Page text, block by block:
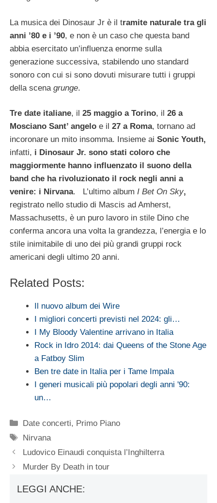
La musica dei Dinosaur Jr è il tramite naturale tra gli
anni ’80 e i ’90, e non è un caso che questa band
abbia esercitato un’influenza enorme sulla
generazione successiva, stabilendo uno standard
sonoro con cui si sono dovuti misurare tutti i gruppi
della scena grunge.
Tre date italiane, il 25 maggio a Torino, il 26 a
Mosciano Sant’ angelo e il 27 a Roma, tornano ad
incoronare un mito insomma. Insieme ai Sonic Youth,
infatti, i Dinosaur Jr. sono stati coloro che
maggiormente hanno influenzato il suono della
band che ha rivoluzionato il rock negli anni a
venire: i Nirvana. L’ultimo album I Bet On Sky,
registrato nello studio di Mascis ad Amherst,
Massachusetts, è un puro lavoro in stile Dino che
conferma ancora una volta la grandezza, l’energia e lo
stile inimitabile di uno dei più grandi gruppi rock
americani degli ultimo 20 anni.
Related Posts:
Il nuovo album dei Wire
I migliori concerti previsti nel 2024: gli…
I My Bloody Valentine arrivano in Italia
Rock in Idro 2014: dai Queens of the Stone Age
a Fatboy Slim
Ben tre date in Italia per i Tame Impala
I generi musicali più popolari degli anni '90:
un…
Categorie
Date concerti, Primo Piano
Tag
Nirvana
Ludovico Einaudi conquista l’Inghilterra
Murder By Death in tour
LEGGI ANCHE: